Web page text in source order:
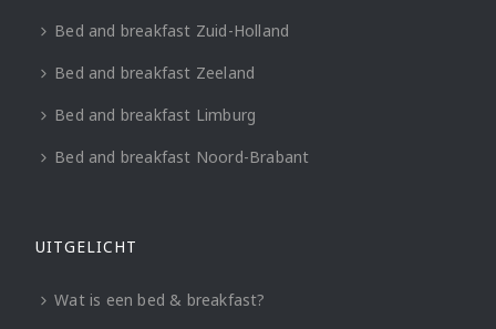
Bed and breakfast Zuid-Holland
Bed and breakfast Zeeland
Bed and breakfast Limburg
Bed and breakfast Noord-Brabant
UITGELICHT
Wat is een bed & breakfast?